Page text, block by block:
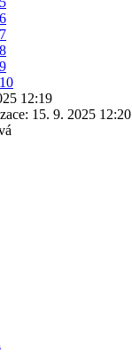
12:19
15. 9. 2025 12:20